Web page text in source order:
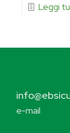
Leggi
e-mail